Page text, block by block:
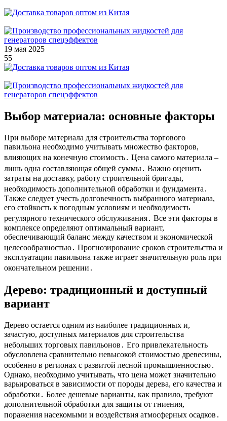
19 мая 2025
55
Выбор материала: основные факторы
При выборе материала для строительства торгового
павильона необходимо учитывать множество факторов,
влияющих на конечную стоимость․ Цена самого материала –
лишь одна составляющая общей суммы․ Важно оценить
затраты на доставку, работу строительной бригады,
необходимость дополнительной обработки и фундамента․
Также следует учесть долговечность выбранного материала,
его стойкость к погодным условиям и необходимость
регулярного технического обслуживания․ Все эти факторы в
комплексе определяют оптимальный вариант,
обеспечивающий баланс между качеством и экономической
целесообразностью․ Прогнозирование сроков строительства и
эксплуатации павильона также играет значительную роль при
окончательном решении․
Дерево: традиционный и доступный
вариант
Дерево остается одним из наиболее традиционных и,
зачастую, доступных материалов для строительства
небольших торговых павильонов․ Его привлекательность
обусловлена сравнительно невысокой стоимостью древесины,
особенно в регионах с развитой лесной промышленностью․
Однако, необходимо учитывать, что цена может значительно
варьироваться в зависимости от породы дерева, его качества и
обработки․ Более дешевые варианты, как правило, требуют
дополнительной обработки для защиты от гниения,
поражения насекомыми и воздействия атмосферных осадков․